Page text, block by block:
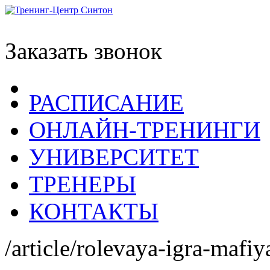
Заказать звонок
РАСПИСАНИЕ
ОНЛАЙН-ТРЕНИНГИ
УНИВЕРСИТЕТ
ТРЕНЕРЫ
КОНТАКТЫ
/article/rolevaya-igra-